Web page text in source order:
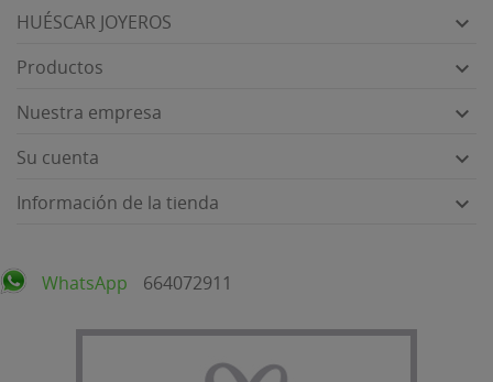
HUÉSCAR JOYEROS 
Productos 
Nuestra empresa 
Su cuenta 
Información de la tienda 
WhatsApp 664072911